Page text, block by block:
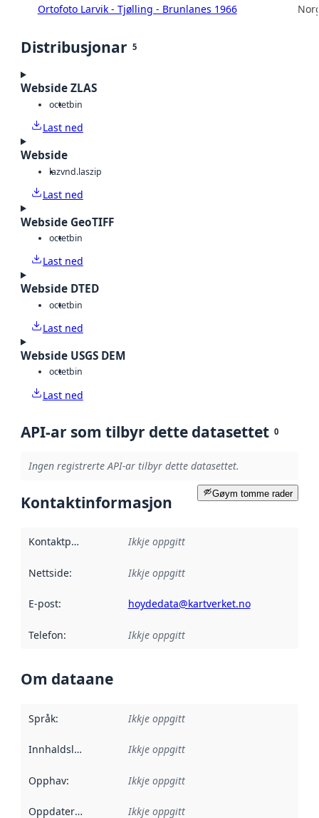
Ortofoto Larvik - Tjølling - Brunlanes 1966
Distribusjonar 5
Webside ZLAS
octetbin
Last ned
Webside
lazvnd.laszip
Last ned
Webside GeoTIFF
octetbin
Last ned
Webside DTED
octetbin
Last ned
Webside USGS DEM
octetbin
Last ned
API-ar som tilbyr dette datasettet 0
Ingen registrerte API-ar tilbyr dette datasettet.
Gøym tomme rader
Kontaktinformasjon
Kontaktpunkt Ikkje oppgitt
Nettside: Ikkje oppgitt
E-post: hoydedata@kartverket.no
Telefon: Ikkje oppgitt
Om dataane
Språk: Ikkje oppgitt
Innhaldsleverandørar :
Ikkje oppgitt
Opphav: Ikkje oppgitt
Oppdateringsfrekvens :
Ikkje oppgitt